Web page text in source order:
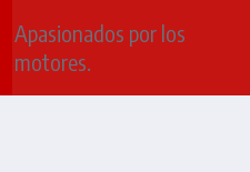
Apasionados por los
motores.